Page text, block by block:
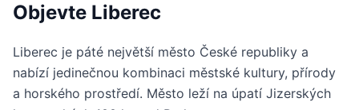
Objevte Liberec
Liberec je páté největší město České republiky a
nabízí jedinečnou kombinaci městské kultury, přírody
a horského prostředí. Město leží na úpatí Jizerských